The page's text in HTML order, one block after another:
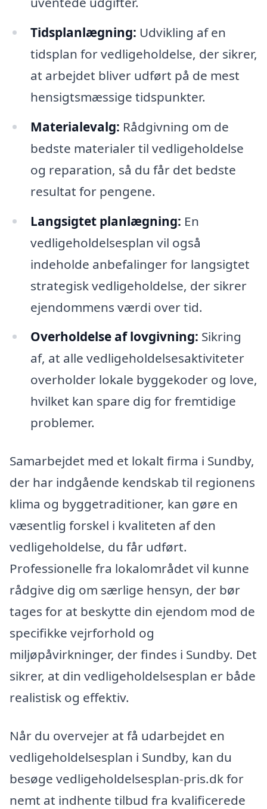
Tidsplanlægning: Udvikling af en
tidsplan for vedligeholdelse, der sikrer,
at arbejdet bliver udført på de mest
hensigtsmæssige tidspunkter.
Materialevalg: Rådgivning om de
bedste materialer til vedligeholdelse
og reparation, så du får det bedste
resultat for pengene.
Langsigtet planlægning: En
vedligeholdelsesplan vil også
indeholde anbefalinger for langsigtet
strategisk vedligeholdelse, der sikrer
ejendommens værdi over tid.
Overholdelse af lovgivning: Sikring
af, at alle vedligeholdelsesaktiviteter
overholder lokale byggekoder og love,
hvilket kan spare dig for fremtidige
problemer.
Samarbejdet med et lokalt firma i Sundby,
der har indgående kendskab til regionens
klima og byggetraditioner, kan gøre en
væsentlig forskel i kvaliteten af den
vedligeholdelse, du får udført.
Professionelle fra lokalområdet vil kunne
rådgive dig om særlige hensyn, der bør
tages for at beskytte din ejendom mod de
specifikke vejrforhold og
miljøpåvirkninger, der findes i Sundby. Det
sikrer, at din vedligeholdelsesplan er både
realistisk og effektiv.
Når du overvejer at få udarbejdet en
vedligeholdelsesplan i Sundby, kan du
besøge vedligeholdelsesplan-pris.dk for
nemt at indhente tilbud fra kvalificerede